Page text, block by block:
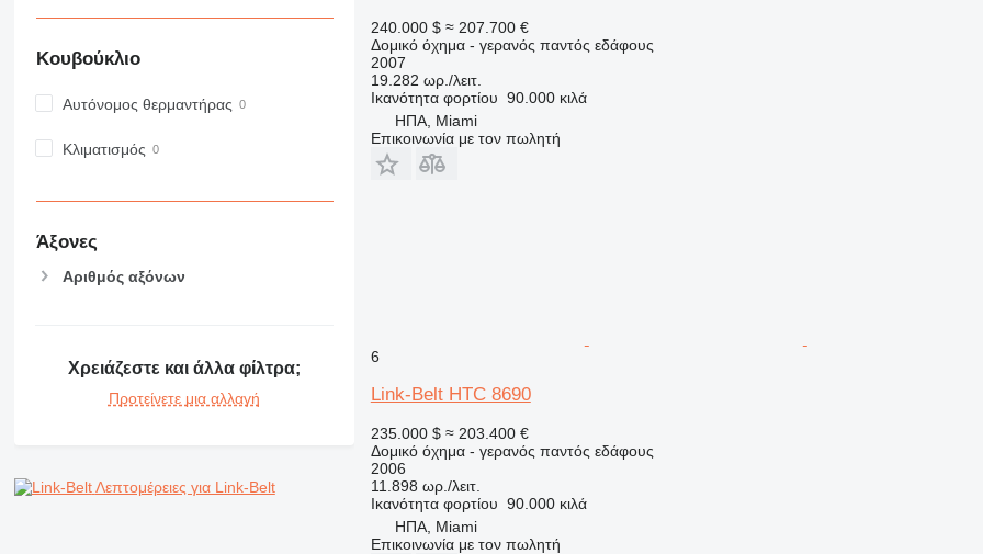
D series
F-series
GC
M-series
NR
RM
Κουβούκλιο
Αυτόνομος θερμαντήρας
Κλιματισμός
Άξονες
Αριθμός αξόνων
Χρειάζεστε και άλλα φίλτρα;
Προτείνετε μια αλλαγή
Λεπτομέρειες για Link-Belt
240.000 $ ≈ 207.700 €
Δομικό όχημα - γερανός παντός εδάφους
2007
19.282 ωρ./λειτ.
Ικανότητα φορτίου 90.000 κιλά
ΗΠΑ, Miami
Επικοινωνία με τον πωλητή
6
Link-Belt HTC 8690
235.000 $ ≈ 203.400 €
Δομικό όχημα - γερανός παντός εδάφους
2006
11.898 ωρ./λειτ.
Ικανότητα φορτίου 90.000 κιλά
ΗΠΑ, Miami
Επικοινωνία με τον πωλητή